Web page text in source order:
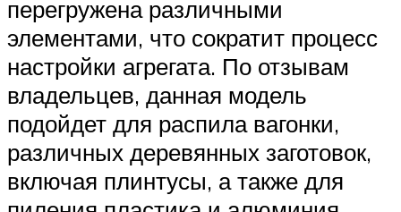
перегружена различными
элементами, что сократит процесс
настройки агрегата. По отзывам
владельцев, данная модель
подойдет для распила вагонки,
различных деревянных заготовок,
включая плинтусы, а также для